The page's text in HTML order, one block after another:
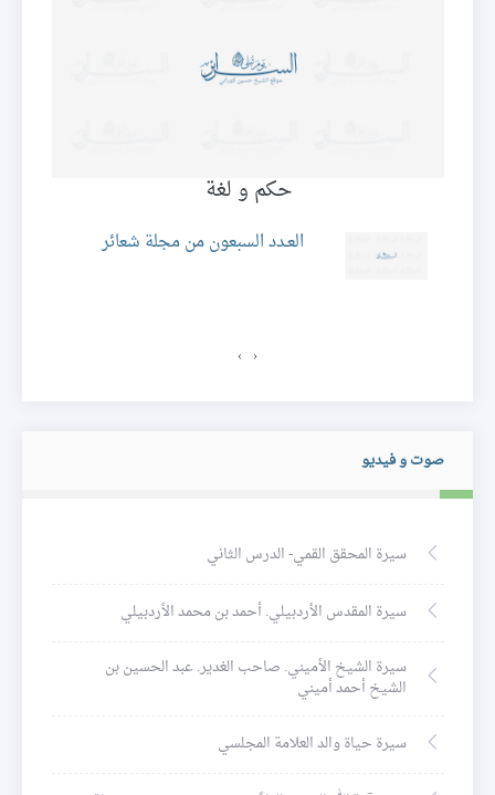
حكم و لغة
العـدد السبعون من مجلة شعائر
‹
›
صوت و فيديو
سيرة المحقق القمي- الدرس الثاني
سيرة المقدس الأردبيلي. أحمد بن محمد الأردبيلي
سيرة الشيخ الأميني. صاحب الغدير. عبد الحسين بن
الشيخ أحمد أميني
سيرة حياة والد العلامة المجلسي